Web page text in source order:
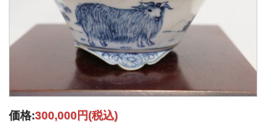
価格:300,000円(税込)